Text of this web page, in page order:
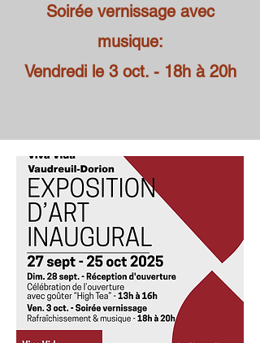
Soirée vernissage avec
musique:
Vendredi le 3 oct. - 18h à 20h